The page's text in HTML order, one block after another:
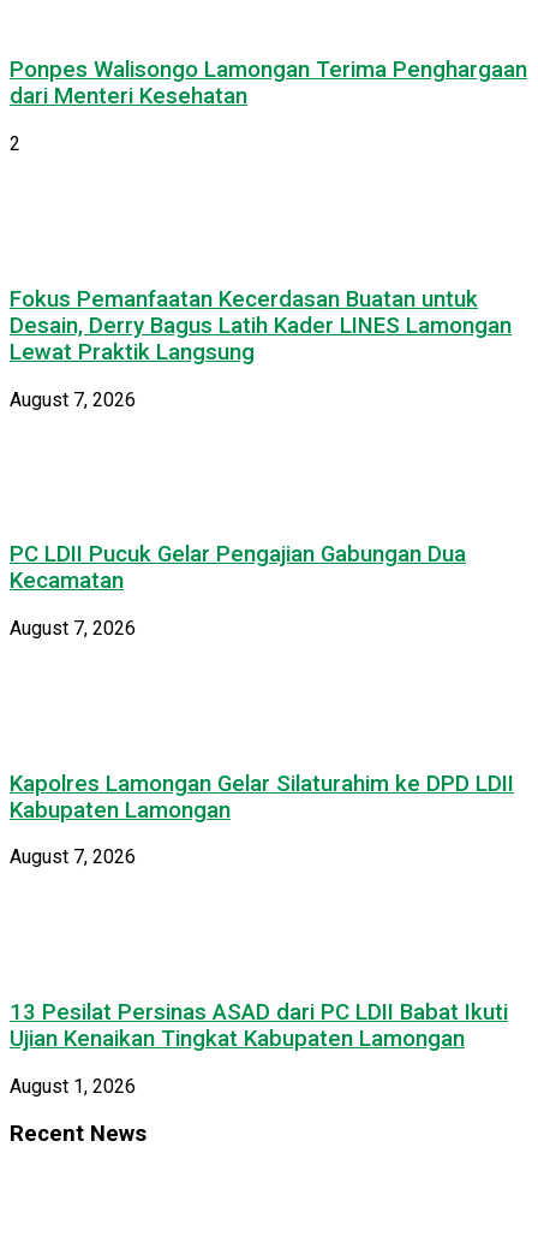
Ponpes Walisongo Lamongan Terima Penghargaan
dari Menteri Kesehatan
2
Fokus Pemanfaatan Kecerdasan Buatan untuk
Desain, Derry Bagus Latih Kader LINES Lamongan
Lewat Praktik Langsung
August 7, 2026
PC LDII Pucuk Gelar Pengajian Gabungan Dua
Kecamatan
August 7, 2026
Kapolres Lamongan Gelar Silaturahim ke DPD LDII
Kabupaten Lamongan
August 7, 2026
13 Pesilat Persinas ASAD dari PC LDII Babat Ikuti
Ujian Kenaikan Tingkat Kabupaten Lamongan
August 1, 2026
Recent News